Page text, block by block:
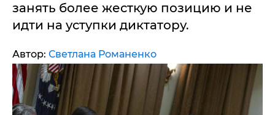
занять более жесткую позицию и не
идти на уступки диктатору.
Автор: Светлана Романенко